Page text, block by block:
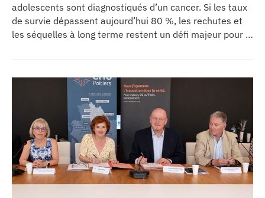
adolescents sont diagnostiqués d’un cancer. Si les taux
de survie dépassent aujourd’hui 80 %, les rechutes et
les séquelles à long terme restent un défi majeur pour la
l’Oncopole Claudius Regaud et de leurs partenaires,
lancent CIRCLE, un centre de recherche d’excellence
dédié aux cancers pédiatriques.